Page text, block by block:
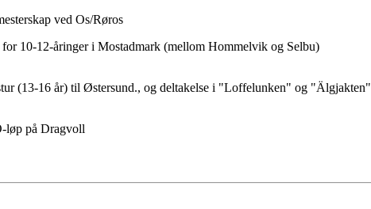
ved Os/Røros
10-12-åringer i Mostadmark (mellom Hommelvik og Selbu)
(13-16 år) til Østersund., og deltakelse i "Loffelunken" og "Älgjakten"
løp på Dragvoll